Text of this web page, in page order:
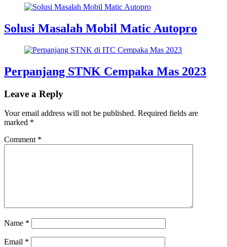
Solusi Masalah Mobil Matic Autopro
Perpanjang STNK Cempaka Mas 2023
Leave a Reply
Your email address will not be published. Required fields are
marked *
Comment *
Name *
Email *